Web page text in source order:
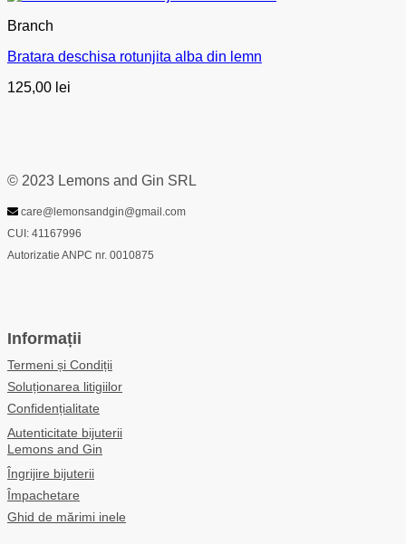
Branch
Bratara deschisa rotunjita alba din lemn
125,00 lei
© 2023 Lemons and Gin SRL
care@lemonsandgin@gmail.com
CUI: 41167996
Autorizatie ANPC nr. 0010875
Informații
Termeni și Condiții
Soluționarea litigiilor
Confidențialitate
Autenticitate bijuterii
Lemons and Gin
Îngrijire bijuterii
Împachetare
Ghid de mărimi inele